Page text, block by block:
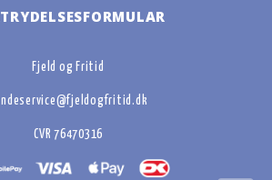
Fjeld og Fritid
CVR 76470316